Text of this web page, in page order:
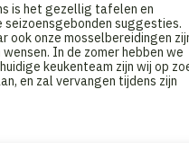
is het gezellig tafelen en
suggesties.
ook onze mosselbereidingen
In de zomer hebben we
keukenteam zijn wij op
en zal vervangen tijdens zijn